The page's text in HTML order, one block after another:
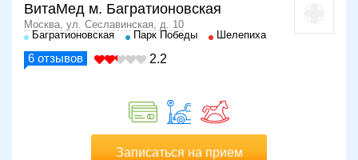
ВитаМед м. Багратионовская
Москва, ул. Сеславинская, д. 10
Багратионовская
Парк Победы Шелепиха
6 отзывов 2.2
Записаться на прием